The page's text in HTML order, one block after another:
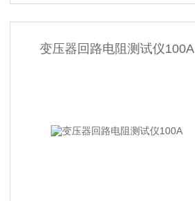
变压器回路电阻测试仪100A